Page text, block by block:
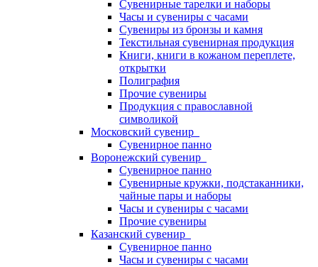
Сувенирные тарелки и наборы
Часы и сувениры с часами
Сувениры из бронзы и камня
Текстильная сувенирная продукция
Книги, книги в кожаном переплете,
открытки
Полиграфия
Прочие сувениры
Продукция с православной
символикой
Московский сувенир
Сувенирное панно
Воронежский сувенир
Сувенирное панно
Сувенирные кружки, подстаканники,
чайные пары и наборы
Часы и сувениры с часами
Прочие сувениры
Казанский сувенир
Сувенирное панно
Часы и сувениры с часами